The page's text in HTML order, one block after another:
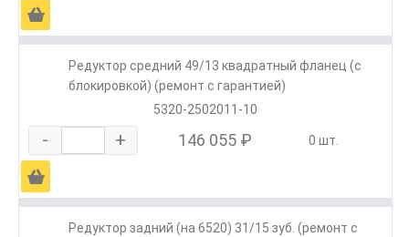
Ä
Редуктор средний 49/13 квадратный фланец (с
блокировкой) (ремонт с гарантией)
5320-2502011-10
- + 146 055 ₽ 0 шт.
Ä
Редуктор задний (на 6520) 31/15 зуб. (ремонт с